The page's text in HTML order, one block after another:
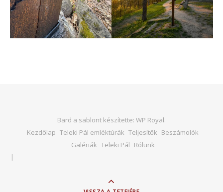
Bard a sablont készítette: WP Royal.
Kezdőlap Teleki Pál emléktúrák Teljesítők Beszámolók
Galériák Teleki Pál Rólunk